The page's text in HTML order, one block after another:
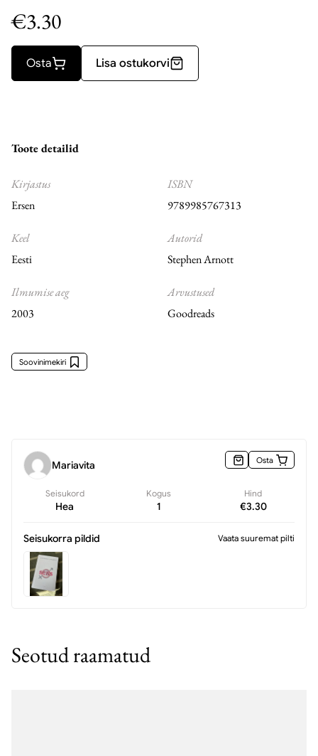
€3.30
Osta Lisa ostukorvi
Toote detailid
Kirjastus
Ersen
Keel
Eesti
Ilmumise aeg
2003
ISBN
9789985767313
Autorid
Stephen Arnott
Arvustused
Goodreads
Soovinimekiri
Mariavita Osta
Seisukord
Hea
Kogus
1
Hind
€3.30
Seisukorra pildid Vaata suuremat pilti
Seotud raamatud